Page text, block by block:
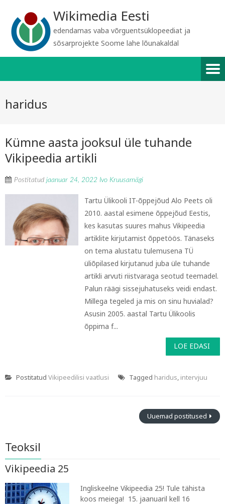
Wikimedia Eesti
edendamas vaba võrguentsüklopeediat ja
sõsarprojekte Soome lahe lõunakaldal
haridus
Kümne aasta jooksul üle tuhande
Vikipeedia artikli
Postitatud jaanuar 24, 2022 Ivo Kruusamägi
Tartu Ülikooli IT-õppejõud Alo Peets oli
2010. aastal esimene õppejõud Eestis,
kes kasutas suures mahus Vikipeedia
artiklite kirjutamist õppetöös. Tänaseks
on tema alustatu tulemusena TÜ
üliõpilased kirjutanud juba üle tuhande
artikli arvuti riistvaraga seotud teemadel.
Palun räägi sissejuhatuseks veidi endast.
Millega tegeled ja mis on sinu huvialad?
Asusin 2005. aastal Tartu Ülikoolis
õppima f...
LOE EDASI
Postitatud Vikipeedilisi vaatlusi Tagged haridus, intervjuu
Uuemad postitused
Teoksil
Vikipeedia 25
Ingliskeelne Vikipeedia 25! Tule tähista
koos meiega! 15. jaanuaril kell 16